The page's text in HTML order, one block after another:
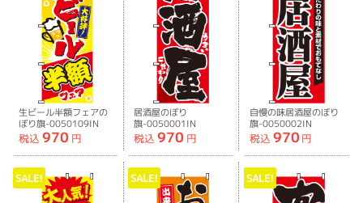
生ビール半額フェアの
ぼり旗-0050109IN
税込 970 円
居酒屋のぼり
旗-0050001IN
税込 970 円
自慢の味居酒屋のぼり
旗-0050002IN
税込 970 円
SALE! SALE! SALE!